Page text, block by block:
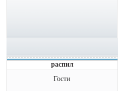
распил
Гости